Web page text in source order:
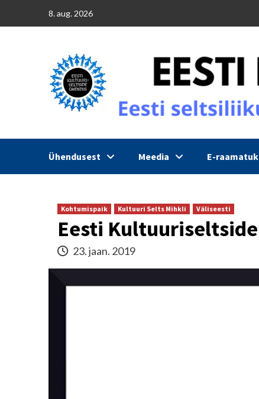
8. aug. 2026
Ühendusest Meedia E-
Kohtumispaik Kultuuri Selts Mihkli Väliseesti
Eesti
23. jaan. 2019